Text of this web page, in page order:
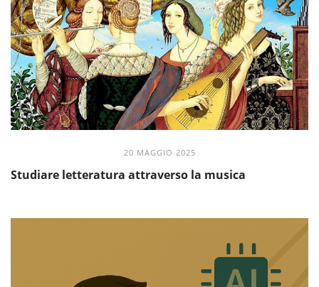
20 MAGGIO 2025
Studiare letteratura attraverso la musica